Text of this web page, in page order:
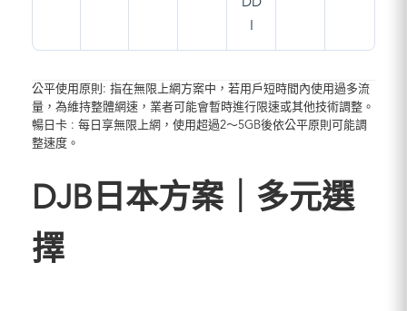
DD
公平使用原則: 指在無限上網方案中，若用戶短時間內使用過多流
量，為維持整體網速，業者可能會暫時進行限速或其他技術調整。
暢日卡 : 每日享無限上網，使用超過2～5GB後依公平原則可能調
整速度。
DJB日本方案｜多元選
擇